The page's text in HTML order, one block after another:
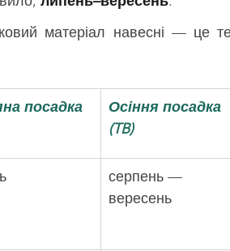
матеріал навесні — це
посадка
Осіння посадка
(TB)
серпень —
вересень